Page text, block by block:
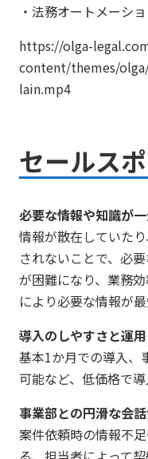
・法務オートメーシ
https://olga-
content/themes/
lain.mp4
セールス
必要な情報や知識が
情報が散在していた
されないことで、必
が困難になり、業務
により必要な情報が
導入のしやすさと運
基本1か月での導入、
可能など、低価格で導
事業部との円滑な会
案件依頼時の情報不